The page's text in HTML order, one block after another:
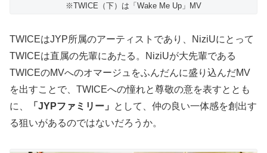
※TWICE（下）は「Wake Me Up」MV
TWICEはJYP所属のアーティストであり、NiziUにとって
TWICEは直属の先輩にあたる。NiziUが大先輩である
TWICEのMVへのオマージュをふんだんに盛り込んだMV
を出すことで、TWICEへの憧れと尊敬の意を表すととも
に、
「JYPファミリー」
として、仲の良い一体感を創出す
る狙いがあるのではないだろうか。